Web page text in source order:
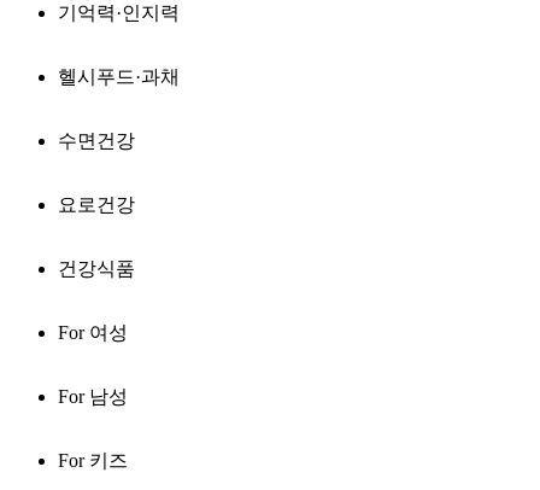
기억력·인지력
헬시푸드·과채
수면건강
요로건강
건강식품
For 여성
For 남성
For 키즈